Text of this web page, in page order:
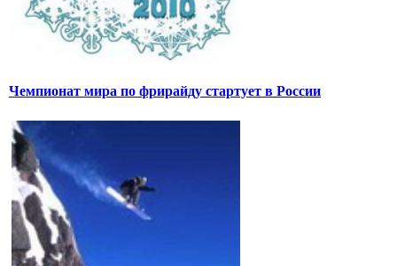
Чемпионат мира по фрирайду стартует в России